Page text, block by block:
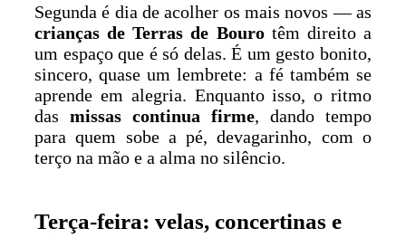
Segunda é dia de acolher os mais novos — as
crianças de Terras de Bourotêm direito a
um espaço que é só delas. É um gesto bonito,
sincero, quase um lembrete: a fé também se
aprende em alegria. Enquanto isso, o ritmo
das missas continua firme, dando tempo
para quem sobe a pé, devagarinho, com o
terço na mão e a alma no silêncio.
Terça-feira: velas, concertinas e